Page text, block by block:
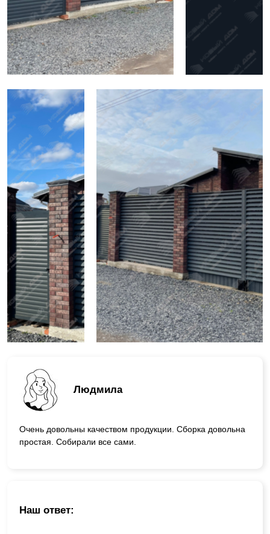
Людмила
Очень довольны качеством продукции. Сборка довольна
простая. Собирали все сами.
Наш ответ: